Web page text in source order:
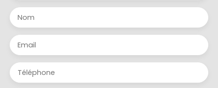
Nom
Email
Téléphone